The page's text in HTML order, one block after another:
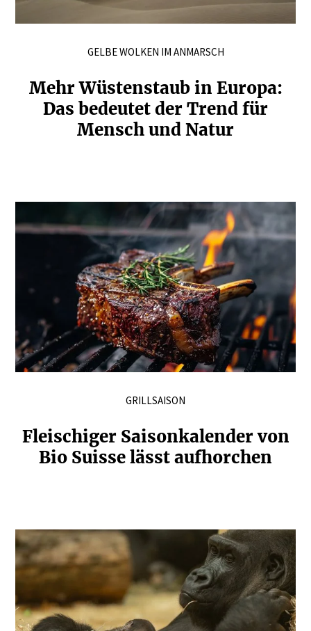
GELBE WOLKEN IM ANMARSCH
Mehr Wüsten­staub in Europa:
Das bedeutet der Trend für
Mensch und Natur
GRILLSAISON
Fleischiger Saison­ka­lender von
Bio Suisse lässt aufhorchen